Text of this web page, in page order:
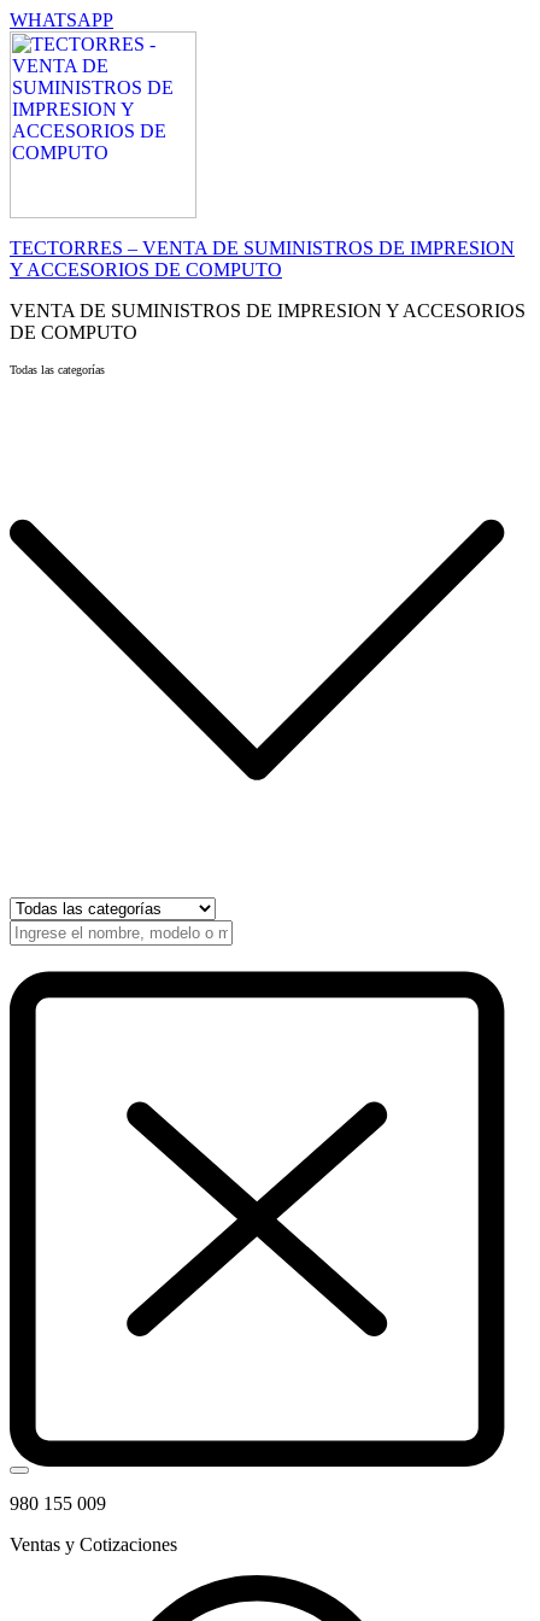
WHATSAPP
TECTORRES – VENTA DE SUMINISTROS DE IMPRESION
Y ACCESORIOS DE COMPUTO
VENTA DE SUMINISTROS DE IMPRESION Y ACCESORIOS
DE COMPUTO
Todas las categorías
980 155 009
Ventas y Cotizaciones